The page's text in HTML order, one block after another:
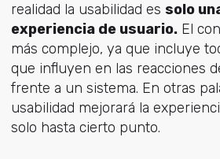
realidad la usabilidad es solo
experiencia de usuario.El
más complejo, ya que incluye
que influyen en las reacciones
frente a un sistema. En otras
usabilidad mejorará la
solo hasta cierto punto.